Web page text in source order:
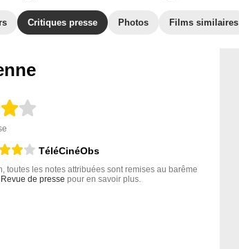
Critiques presse Photos Films similaires
TéléCinéObs
les notes attribuées sont remises au barême
Revue de presse pour en savoir plus.